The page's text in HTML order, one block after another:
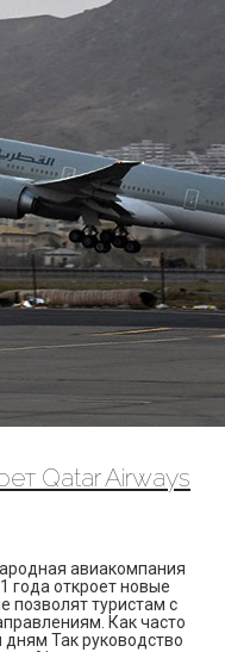
Qatar Airways
авиакомпания
года откроет новые
позволят туристам с
Как часто
Так руководство